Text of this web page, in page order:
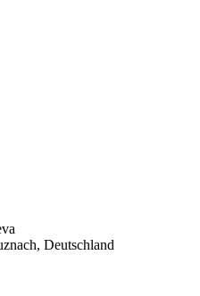
Deutschland